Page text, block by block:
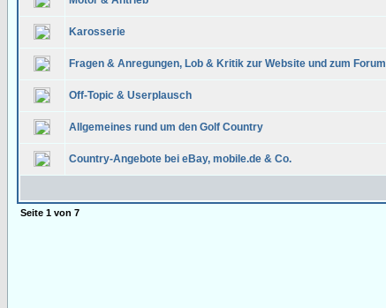
Karosserie
Fragen & Anregungen, Lob & Kritik zur Website und zum Forum
Off-Topic & Userplausch
Allgemeines rund um den Golf Country
Country-Angebote bei eBay, mobile.de & Co.
Seite 1 von 7